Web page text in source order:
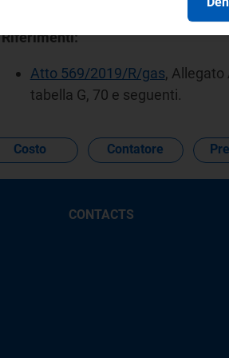
Riferimenti:
Atto 569/2019/R/gas, Allegato
tabella G, 70 e seguenti.
Costo Contatore
CONTACTS